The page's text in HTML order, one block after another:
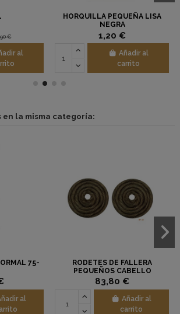
€
al
HORQUILLA PEQUEÑA LISA
NEGRA
1,20 €
Añadir al
carrito
la misma categoría:
75-
al
RODETES DE FALLERA
PEQUEÑOS CABELLO
NATURAL PAREJA
83,80 €
Añadir al
carrito